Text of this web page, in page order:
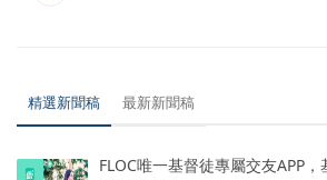
精選新聞稿 最新新聞稿
FLOC唯一基督徒專屬交友APP